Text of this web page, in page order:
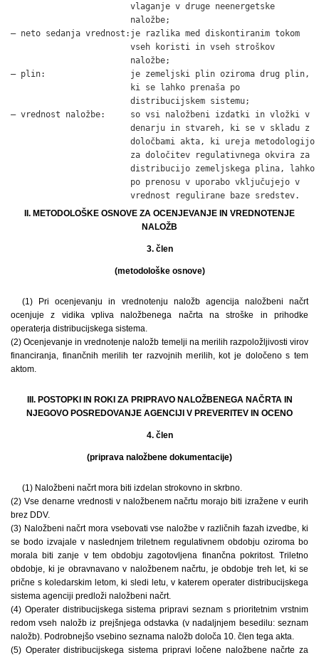
                        vlaganje v druge neenergetske
                        naložbe;
– neto sedanja vrednost:je razlika med diskontiranim tokom
                        vseh koristi in vseh stroškov
                        naložbe;
– plin:                 je zemeljski plin oziroma drug plin,
                        ki se lahko prenaša po
                        distribucijskem sistemu;
– vrednost naložbe:     so vsi naložbeni izdatki in vložki v
                        denarju in stvareh, ki se v skladu z
                        določbami akta, ki ureja metodologijo
                        za določitev regulativnega okvira za
                        distribucijo zemeljskega plina, lahko
                        po prenosu v uporabo vključujejo v
                        vrednost regulirane baze sredstev.
II. METODOLOŠKE OSNOVE ZA OCENJEVANJE IN VREDNOTENJE
NALOŽB
3. člen
(metodološke osnove)
(1) Pri ocenjevanju in vrednotenju naložb agencija naložbeni načrt
ocenjuje z vidika vpliva naložbenega načrta na stroške in prihodke
operaterja distribucijskega sistema.
(2) Ocenjevanje in vrednotenje naložb temelji na merilih razpoložljivosti virov
financiranja, finančnih merilih ter razvojnih merilih, kot je določeno s tem
aktom.
III. POSTOPKI IN ROKI ZA PRIPRAVO NALOŽBENEGA NAČRTA IN
NJEGOVO POSREDOVANJE AGENCIJI V PREVERITEV IN OCENO
4. člen
(priprava naložbene dokumentacije)
(1) Naložbeni načrt mora biti izdelan strokovno in skrbno.
(2) Vse denarne vrednosti v naložbenem načrtu morajo biti izražene v eurih
brez DDV.
(3) Naložbeni načrt mora vsebovati vse naložbe v različnih fazah izvedbe, ki
se bodo izvajale v naslednjem triletnem regulativnem obdobju oziroma bo
morala biti zanje v tem obdobju zagotovljena finančna pokritost. Triletno
obdobje, ki je obravnavano v naložbenem načrtu, je obdobje treh let, ki se
prične s koledarskim letom, ki sledi letu, v katerem operater distribucijskega
sistema agenciji predloži naložbeni načrt.
(4) Operater distribucijskega sistema pripravi seznam s prioritetnim vrstnim
redom vseh naložb iz prejšnjega odstavka (v nadaljnjem besedilu: seznam
naložb). Podrobnejšo vsebino seznama naložb določa 10. člen tega akta.
(5) Operater distribucijskega sistema pripravi ločene naložbene načrte za